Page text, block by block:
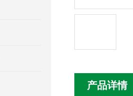
产品详情